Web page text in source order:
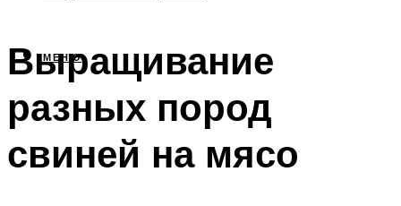
МЕНЮ
Выращивание
разных пород
свиней на мясо